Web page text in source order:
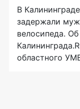
В
задержали
велосипеда.
областного